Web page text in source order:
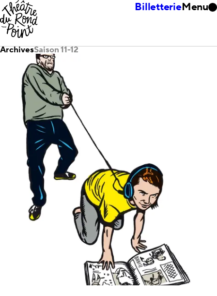
BilletterieMenu
ArchivesSaison 11-12